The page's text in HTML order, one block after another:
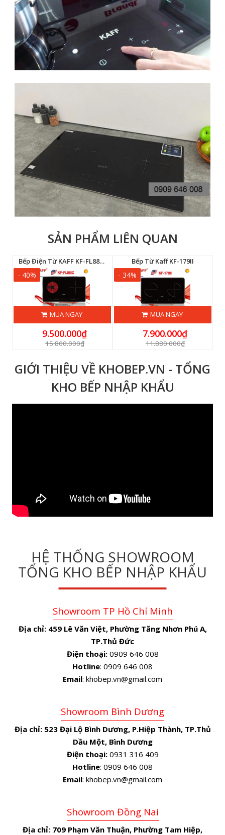
SẢN PHẨM LIÊN QUAN
Bếp Điện Từ KAFF KF-FL88IC New 2026
- 40%
MUA NGAY
9.500.000₫
15.800.000₫
Bếp Từ Kaff KF-179II
- 34%
MUA NGAY
7.900.000₫
11.880.000₫
GIỚI THIỆU VỀ KHOBEP.VN - TỔNG
KHO BẾP NHẬP KHẨU
HỆ THỐNG SHOWROOM
TỔNG KHO BẾP NHẬP KHẨU
Showroom TP Hồ Chí Minh
Địa chỉ: 459 Lê Văn Việt, Phường Tăng Nhơn Phú A,
TP.Thủ Đức
Điện thoại:0909 646 008
Hotline: 0909 646 008
Email: khobep.vn@gmail.com
Showroom Bình Dương
Địa chỉ: 523 Đại Lộ Bình Dương, P.Hiệp Thành, TP.Thủ
Dầu Một, Bình Dương
Điện thoại:0931 316 409
Hotline: 0909 646 008
Email: khobep.vn@gmail.com
Showroom Đồng Nai
Địa chỉ: 709 Phạm Văn Thuận, Phường Tam Hiệp,